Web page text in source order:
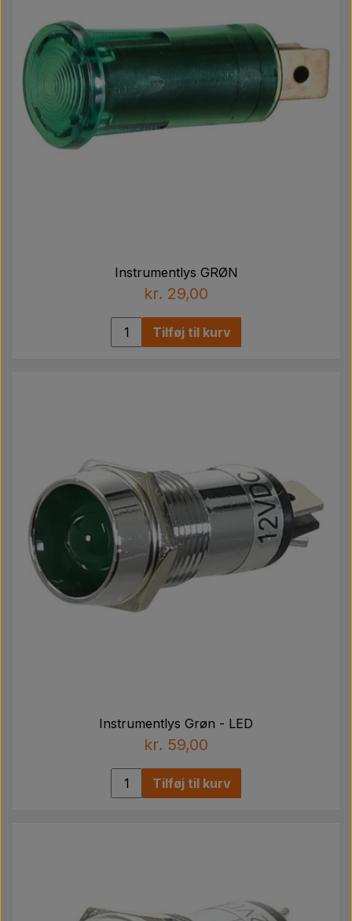
Instrumentlys GRØN
kr. 29,00
Tilføj til kurv
Instrumentlys Grøn - LED
kr. 59,00
Tilføj til kurv